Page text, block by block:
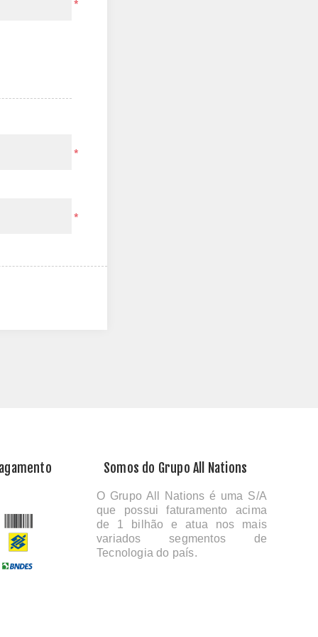
*
*
*
Somos do Grupo All Nations
O Grupo All Nations é uma S/A
que possui faturamento acima
de 1 bilhão e atua nos mais
variados segmentos de
Tecnologia do país.